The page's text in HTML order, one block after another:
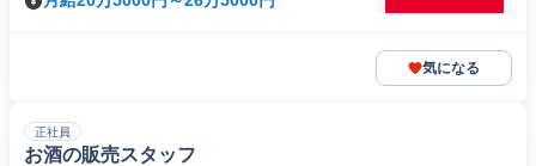
気になる
正社員
お酒の販売スタッフ